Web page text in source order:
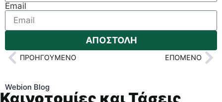
Email
ΑΠΟΣΤΟΛΗ
ΠΡΟΗΓΟΎΜΕΝΟ ΕΠΌΜΕΝΟ
Webion Blog
Καινοτομίες και Τάσεις